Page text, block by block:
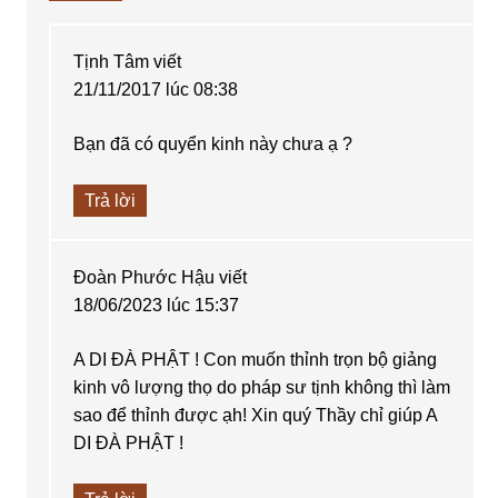
Tịnh Tâm viết
21/11/2017 lúc 08:38
Bạn đã có quyển kinh này chưa ạ ?
Trả lời
Đoàn Phước Hậu viết
18/06/2023 lúc 15:37
A DI ĐÀ PHẬT ! Con muốn thỉnh trọn bộ giảng
kinh vô lượng thọ do pháp sư tịnh không thì làm
sao để thỉnh được ạh! Xin quý Thầy chỉ giúp A
DI ĐÀ PHẬT !